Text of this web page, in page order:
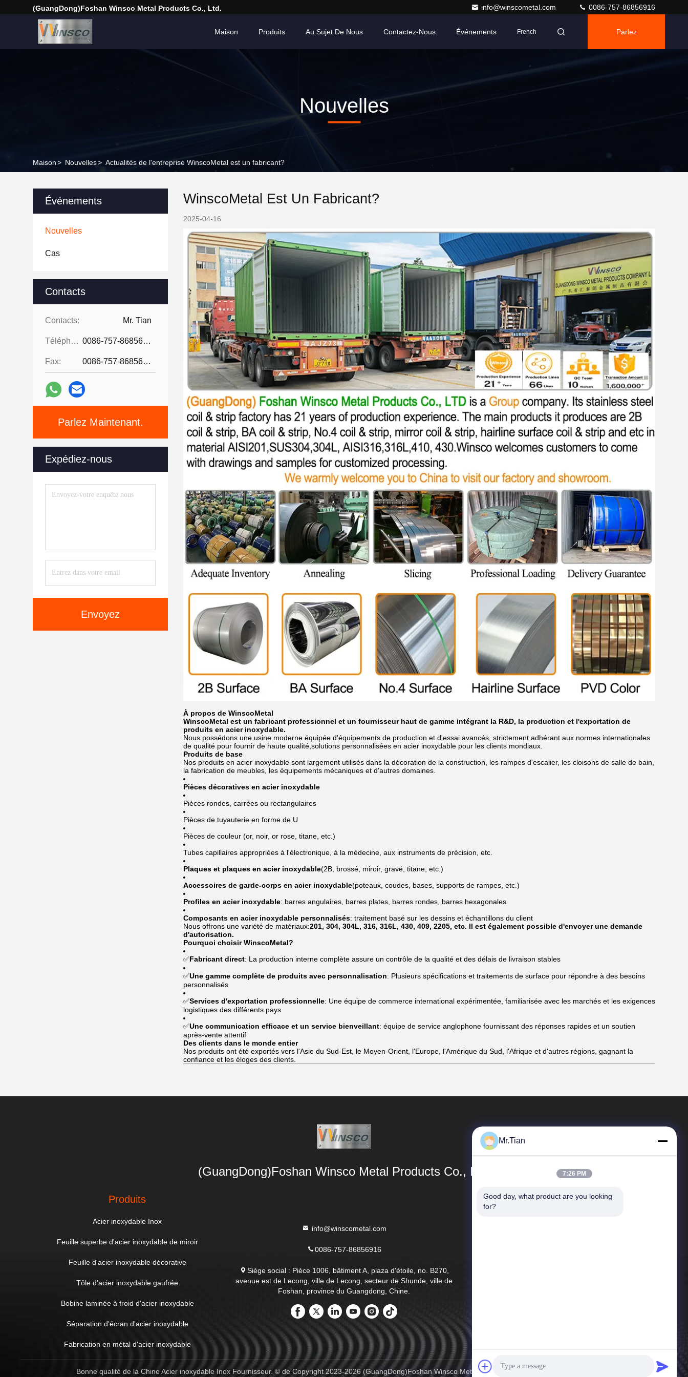
(GuangDong)Foshan Winsco Metal Products Co., Ltd. info@winscometal.com 0086-757-86856916
Maison Produits Au Sujet De Nous Contactez-Nous Événements French Parlez
Nouvelles
Maison> Nouvelles> Actualités de l'entreprise WinscoMetal est un fabricant?
Événements
Nouvelles
Cas
Contacts
Contacts: Mr. Tian
Téléphone: 0086-757-86856916
Fax: 0086-757-86856916
Parlez Maintenant.
Expédiez-nous
Envoyez
WinscoMetal Est Un Fabricant?
2025-04-16
À propos de WinscoMetal
WinscoMetal est un fabricant professionnel et un fournisseur haut de gamme intégrant la R&D, la production et l'exportation de
produits en acier inoxydable.
Nous possédons une usine moderne équipée d'équipements de production et d'essai avancés, strictement adhérant aux normes internationales
de qualité pour fournir de haute qualité,solutions personnalisées en acier inoxydable pour les clients mondiaux.
Produits de base
Nos produits en acier inoxydable sont largement utilisés dans la décoration de la construction, les rampes d'escalier, les cloisons de salle de bain,
la fabrication de meubles, les équipements mécaniques et d'autres domaines.
Pièces décoratives en acier inoxydable
Pièces rondes, carrées ou rectangulaires
Pièces de tuyauterie en forme de U
Pièces de couleur (or, noir, or rose, titane, etc.)
Tubes capillaires appropriées à l'électronique, à la médecine, aux instruments de précision, etc.
Plaques et plaques en acier inoxydable(2B, brossé, miroir, gravé, titane, etc.)
Accessoires de garde-corps en acier inoxydable(poteaux, coudes, bases, supports de rampes, etc.)
Profiles en acier inoxydable: barres angulaires, barres plates, barres rondes, barres hexagonales
Composants en acier inoxydable personnalisés: traitement basé sur les dessins et échantillons du client
Nous offrons une variété de matériaux:201, 304, 304L, 316, 316L, 430, 409, 2205, etc. Il est également possible d'envoyer une demande
d'autorisation.
Pourquoi choisir WinscoMetal?
✅Fabricant direct: La production interne complète assure un contrôle de la qualité et des délais de livraison stables
✅Une gamme complète de produits avec personnalisation: Plusieurs spécifications et traitements de surface pour répondre à des besoins
personnalisés
✅Services d'exportation professionnelle: Une équipe de commerce international expérimentée, familiarisée avec les marchés et les exigences
logistiques des différents pays
✅Une communication efficace et un service bienveillant: équipe de service anglophone fournissant des réponses rapides et un soutien
après-vente attentif
Des clients dans le monde entier
Nos produits ont été exportés vers l'Asie du Sud-Est, le Moyen-Orient, l'Europe, l'Amérique du Sud, l'Afrique et d'autres régions, gagnant la
confiance et les éloges des clients.
(GuangDong)Foshan Winsco Metal Products Co., Ltd.
Produits
Acier inoxydable Inox
Feuille superbe d'acier inoxydable de miroir
Feuille d'acier inoxydable décorative
Tôle d'acier inoxydable gaufrée
Bobine laminée à froid d'acier inoxydable
Séparation d'écran d'acier inoxydable
Fabrication en métal d'acier inoxydable
info@winscometal.com
0086-757-86856916
Siège social : Pièce 1006, bâtiment A, plaza d'étoile, no. B270,
avenue est de Lecong, ville de Lecong, secteur de Shunde, ville de
Foshan, province du Guangdong, Chine.
Liens Rapides
Bonne qualité de la Chine Acier inoxydable Inox Fournisseur. © de Copyright 2023-2026 (GuangDong)Foshan Winsco Metal Products Co., Ltd. . Tous droits réservés.
Mr.Tian
7:26 PM
Good day, what product are you looking
for?